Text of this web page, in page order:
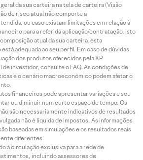
da sua carteira na tela de carteira (Visão
de risco atual não comporte a
ou caso existam limitações em relação à
para a referida aplicação/contratação, isto
atual da sua carteira, esta
adequada ao seu perfil. Em caso de dúvidas
dos produtos oferecidos pela XP
investidor, consulte o FAQ. As condições de
e o cenário macroeconômico podem afetar o
financeiros pode apresentar variações e seu
ou diminuir num curto espaço de tempo. Os
são necessariamente indicativos de resultados
não é líquida de impostos. As informações
baseadas em simulações e os resultados reais
diferentes.
à circulação exclusiva para a rede de
incluindo assessores de